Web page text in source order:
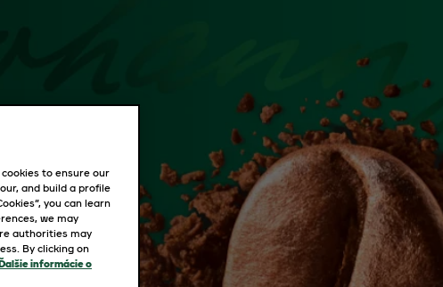
to ensure our
and build a profile
you can learn
we may
authorities may
By clicking on
informácie o